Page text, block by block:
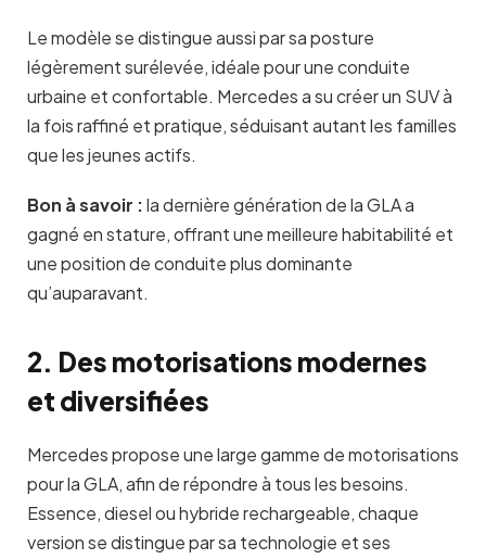
Le modèle se distingue aussi par sa posture
légèrement surélevée, idéale pour une conduite
urbaine et confortable. Mercedes a su créer un SUV à
la fois raffiné et pratique, séduisant autant les familles
que les jeunes actifs.
Bon à savoir :la dernière génération de la GLA a
gagné en stature, offrant une meilleure habitabilité et
une position de conduite plus dominante
qu’auparavant.
2. Des motorisations modernes
et diversifiées
Mercedes propose une large gamme de motorisations
pour la GLA, afin de répondre à tous les besoins.
Essence, diesel ou hybride rechargeable, chaque
version se distingue par sa technologie et ses